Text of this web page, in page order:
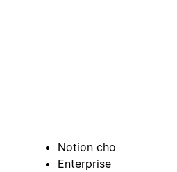
Notion cho
Enterprise